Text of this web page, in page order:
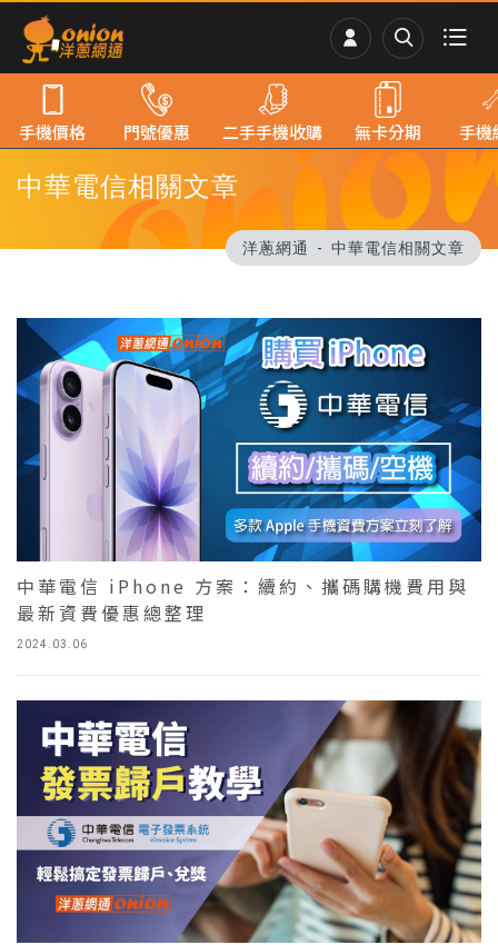
中華電信相關文章
洋蔥網通 中華電信相關文章
2024.03.06
中華電信 iPhone 方案：續約、攜碼購機費用與
最新資費優惠總整理
手機價格 門號優惠 二手手機收購 無卡分期 手機